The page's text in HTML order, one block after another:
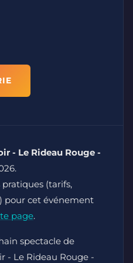
- Le Rideau Rouge -
(tarifs,
pour cet événement
page.
spectacle de
- Le Rideau Rouge -